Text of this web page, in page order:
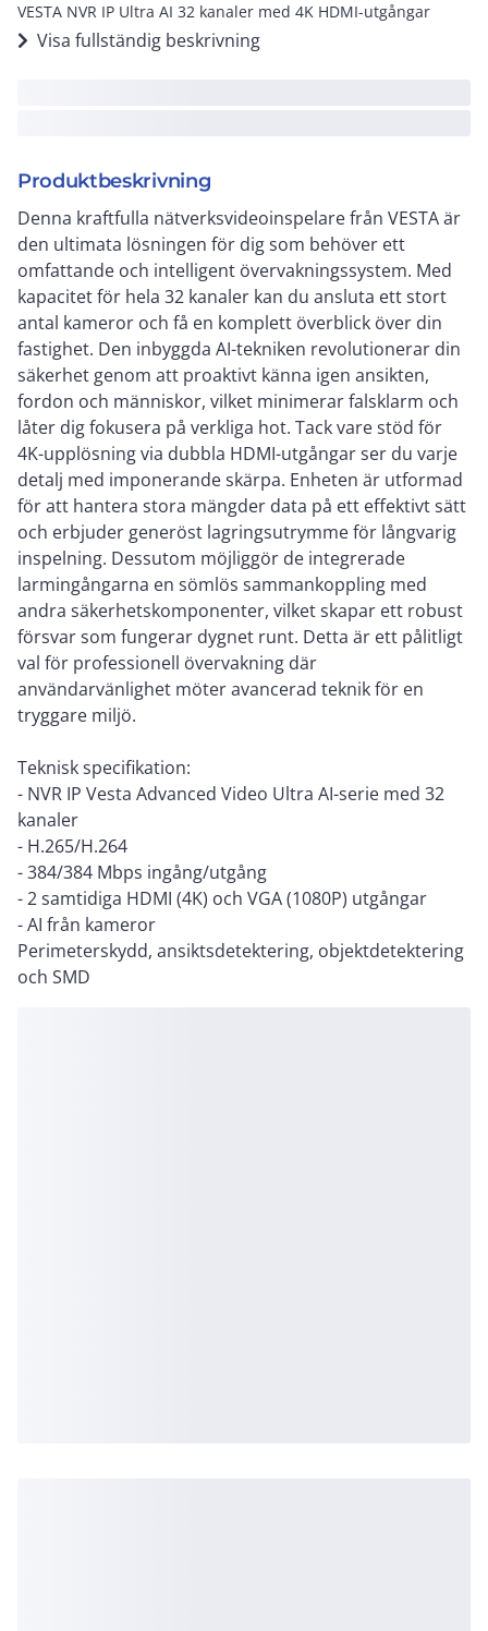
VESTA NVR IP Ultra AI 32 kanaler med 4K HDMI-utgångar
Visa fullständig beskrivning
Produktbeskrivning
Denna kraftfulla nätverksvideoinspelare från VESTA är
den ultimata lösningen för dig som behöver ett
omfattande och intelligent övervakningssystem. Med
kapacitet för hela 32 kanaler kan du ansluta ett stort
antal kameror och få en komplett överblick över din
fastighet. Den inbyggda AI-tekniken revolutionerar din
säkerhet genom att proaktivt känna igen ansikten,
fordon och människor, vilket minimerar falsklarm och
låter dig fokusera på verkliga hot. Tack vare stöd för
4K-upplösning via dubbla HDMI-utgångar ser du varje
detalj med imponerande skärpa. Enheten är utformad
för att hantera stora mängder data på ett effektivt sätt
och erbjuder generöst lagringsutrymme för långvarig
inspelning. Dessutom möjliggör de integrerade
larmingångarna en sömlös sammankoppling med
andra säkerhetskomponenter, vilket skapar ett robust
försvar som fungerar dygnet runt. Detta är ett pålitligt
val för professionell övervakning där
användarvänlighet möter avancerad teknik för en
tryggare miljö.
Teknisk specifikation:
- NVR IP Vesta Advanced Video Ultra AI-serie med 32
kanaler
- H.265/H.264
- 384/384 Mbps ingång/utgång
- 2 samtidiga HDMI (4K) och VGA (1080P) utgångar
- AI från kameror
Perimeterskydd, ansiktsdetektering, objektdetektering
och SMD